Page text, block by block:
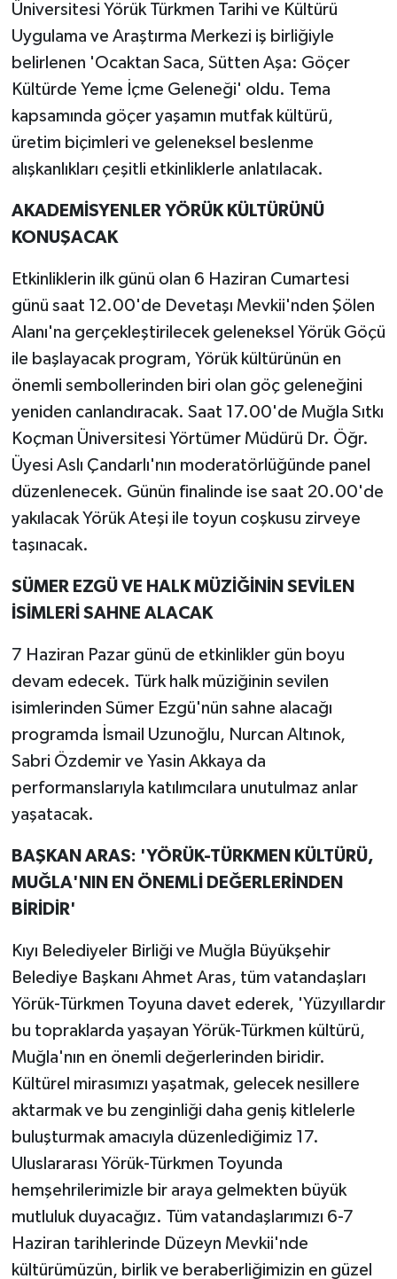
Üniversitesi Yörük Türkmen Tarihi ve Kültürü
Uygulama ve Araştırma Merkezi iş birliğiyle
belirlenen 'Ocaktan Saca, Sütten Aşa: Göçer
Kültürde Yeme İçme Geleneği' oldu. Tema
kapsamında göçer yaşamın mutfak kültürü,
üretim biçimleri ve geleneksel beslenme
alışkanlıkları çeşitli etkinliklerle anlatılacak.
AKADEMİSYENLER YÖRÜK KÜLTÜRÜNÜ
KONUŞACAK
Etkinliklerin ilk günü olan 6 Haziran Cumartesi
günü saat 12.00'de Devetaşı Mevkii'nden Şölen
Alanı'na gerçekleştirilecek geleneksel Yörük Göçü
ile başlayacak program, Yörük kültürünün en
önemli sembollerinden biri olan göç geleneğini
yeniden canlandıracak. Saat 17.00'de Muğla Sıtkı
Koçman Üniversitesi Yörtümer Müdürü Dr. Öğr.
Üyesi Aslı Çandarlı'nın moderatörlüğünde panel
düzenlenecek. Günün finalinde ise saat 20.00'de
yakılacak Yörük Ateşi ile toyun coşkusu zirveye
taşınacak.
SÜMER EZGÜ VE HALK MÜZİĞİNİN SEVİLEN
İSİMLERİ SAHNE ALACAK
7 Haziran Pazar günü de etkinlikler gün boyu
devam edecek. Türk halk müziğinin sevilen
isimlerinden Sümer Ezgü'nün sahne alacağı
programda İsmail Uzunoğlu, Nurcan Altınok,
Sabri Özdemir ve Yasin Akkaya da
performanslarıyla katılımcılara unutulmaz anlar
yaşatacak.
BAŞKAN ARAS: 'YÖRÜK-TÜRKMEN KÜLTÜRÜ,
MUĞLA'NIN EN ÖNEMLİ DEĞERLERİNDEN
BİRİDİR'
Kıyı Belediyeler Birliği ve Muğla Büyükşehir
Belediye Başkanı Ahmet Aras, tüm vatandaşları
Yörük-Türkmen Toyuna davet ederek, 'Yüzyıllardır
bu topraklarda yaşayan Yörük-Türkmen kültürü,
Muğla'nın en önemli değerlerinden biridir.
Kültürel mirasımızı yaşatmak, gelecek nesillere
aktarmak ve bu zenginliği daha geniş kitlelerle
buluşturmak amacıyla düzenlediğimiz 17.
Uluslararası Yörük-Türkmen Toyunda
hemşehrilerimizle bir araya gelmekten büyük
mutluluk duyacağız. Tüm vatandaşlarımızı 6-7
Haziran tarihlerinde Düzeyn Mevkii'nde
kültürümüzün, birlik ve beraberliğimizin en güzel